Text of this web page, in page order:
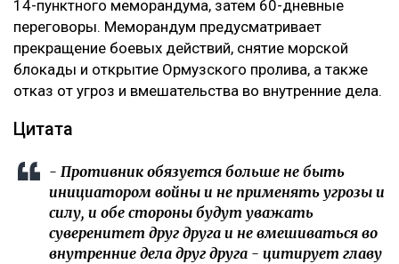
14-пунктного меморандума, затем 60-дневные
переговоры. Меморандум предусматривает
прекращение боевых действий, снятие морской
блокады и открытие Ормузского пролива, а также
отказ от угроз и вмешательства во внутренние дела.
Цитата
- Противник обязуется больше не быть
инициатором войны и не применять угрозы и
силу, и обе стороны будут уважать
суверенитет друг друга и не вмешиваться во
внутренние дела друг друга - цитирует главу